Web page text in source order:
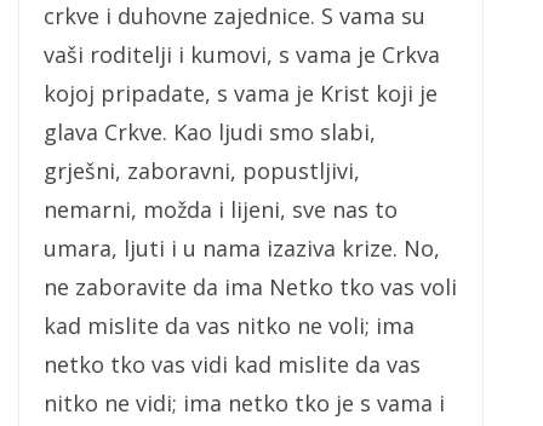
crkve i duhovne zajednice. S vama su
vaši roditelji i kumovi, s vama je Crkva
kojoj pripadate, s vama je Krist koji je
glava Crkve. Kao ljudi smo slabi,
grješni, zaboravni, popustljivi,
nemarni, možda i lijeni, sve nas to
umara, ljuti i u nama izaziva krize. No,
ne zaboravite da ima Netko tko vas voli
kad mislite da vas nitko ne voli; ima
netko tko vas vidi kad mislite da vas
nitko ne vidi; ima netko tko je s vama i